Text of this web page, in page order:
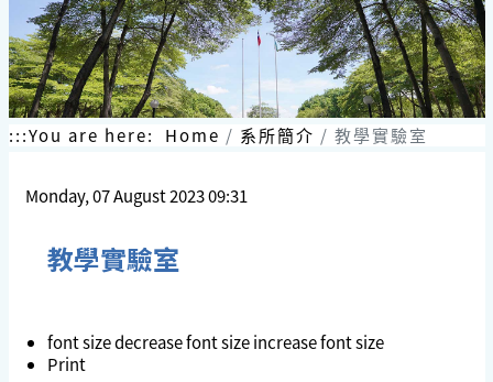
:::You are here: Home 系所簡介 教學實驗室
Monday, 07 August 2023 09:31
教學實驗室
font sizedecrease font size increase font size
Print